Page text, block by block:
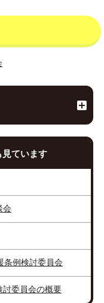
ています
会
条例検討委員会
討委員会の概要